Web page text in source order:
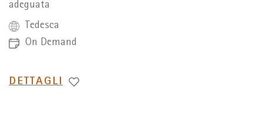
adeguata
Tedesca
On Demand
PASSA
DETTAGLI